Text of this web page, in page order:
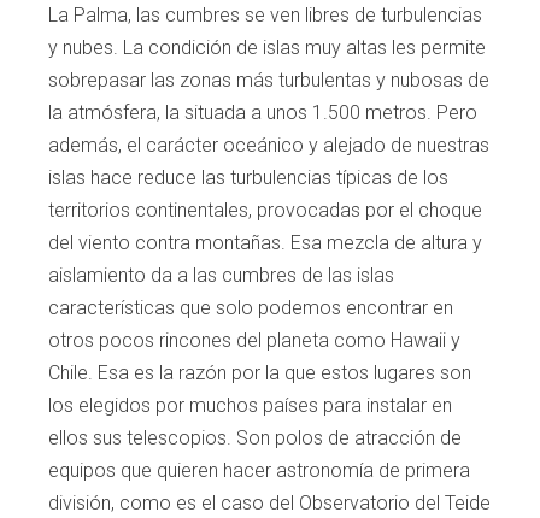
La Palma, las cumbres se ven libres de turbulencias
y nubes. La condición de islas muy altas les permite
sobrepasar las zonas más turbulentas y nubosas de
la atmósfera, la situada a unos 1.500 metros. Pero
además, el carácter oceánico y alejado de nuestras
islas hace reduce las turbulencias típicas de los
territorios continentales, provocadas por el choque
del viento contra montañas. Esa mezcla de altura y
aislamiento da a las cumbres de las islas
características que solo podemos encontrar en
otros pocos rincones del planeta como Hawaii y
Chile. Esa es la razón por la que estos lugares son
los elegidos por muchos países para instalar en
ellos sus telescopios. Son polos de atracción de
equipos que quieren hacer astronomía de primera
división, como es el caso del Observatorio del Teide